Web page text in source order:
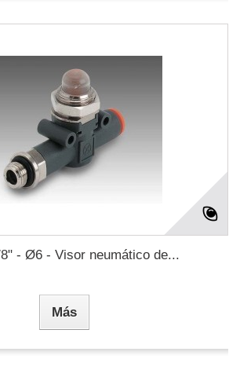
- Ø6 - Visor neumático de...
Más